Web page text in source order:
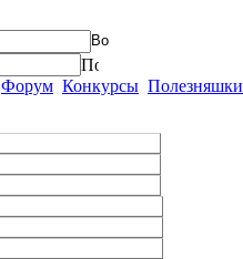
Форум Конкурсы Полезняшки